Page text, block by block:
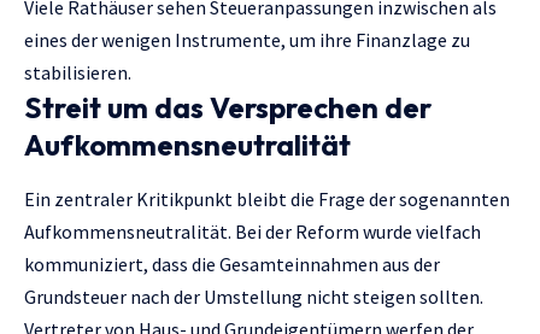
Viele Rathäuser sehen Steueranpassungen inzwischen als
eines der wenigen Instrumente, um ihre Finanzlage zu
stabilisieren.
Streit um das Versprechen der
Aufkommensneutralität
Ein zentraler Kritikpunkt bleibt die Frage der sogenannten
Aufkommensneutralität. Bei der Reform wurde vielfach
kommuniziert, dass die Gesamteinnahmen aus der
Grundsteuer nach der Umstellung nicht steigen sollten.
Vertreter von Haus- und Grundeigentümern werfen der